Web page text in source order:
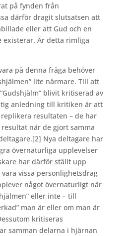
på fynden från
därför dragit slutsatsen att
eller att Gud och en
Är detta rimliga
på denna fråga behöver
lite närmare. Till att
blivit kritiserad av
anledning till kritiken är att
resultaten – de har
när de gjort samma
[2] Nya deltagare har
övernaturliga upplevelser
har därför ställt upp
vissa personlighetsdrag
något övernaturligt när
eller inte – till
man är eller om man är
kritiseras
samman delarna i hjärnan